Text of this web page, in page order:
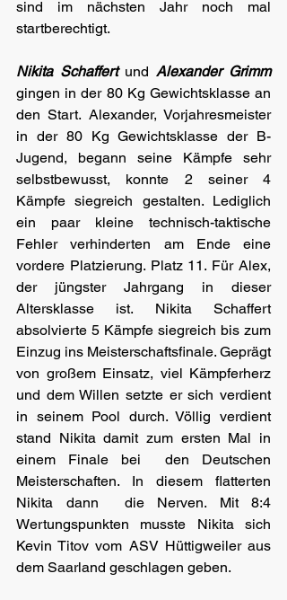
sind im nächsten Jahr noch mal
startberechtigt.
Nikita Schaffert und
Alexander Grimm
gingen in der 80 Kg Gewichtsklasse an
den Start. Alexander, Vorjahresmeister
in der 80 Kg Gewichtsklasse der B-
Jugend, begann seine Kämpfe sehr
selbstbewusst, konnte 2 seiner 4
Kämpfe siegreich gestalten. Lediglich
ein paar kleine technisch-taktische
Fehler verhinderten am Ende eine
vordere Platzierung. Platz 11. Für Alex,
der jüngster Jahrgang in dieser
Altersklasse ist. Nikita Schaffert
absolvierte 5 Kämpfe siegreich bis zum
Einzug ins Meisterschaftsfinale. Geprägt
von großem Einsatz, viel Kämpferherz
und dem Willen setzte er sich verdient
in seinem Pool durch. Völlig verdient
stand Nikita damit zum ersten Mal in
einem Finale bei  den Deutschen
Meisterschaften. In diesem flatterten
Nikita dann  die Nerven. Mit 8:4
Wertungspunkten musste Nikita sich
Kevin Titov vom ASV Hüttigweiler aus
dem Saarland geschlagen geben.